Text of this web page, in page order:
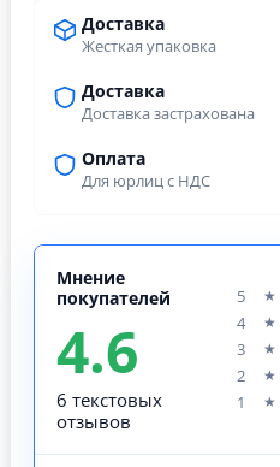
Доставка
Жесткая упаковка
Доставка
Доставка застрахована
Оплата
Для юрлиц с НДС
Мнение
покупателей
4.6
6 текстовых
отзывов
5 ★
4
★
3
★
2
★
1
★